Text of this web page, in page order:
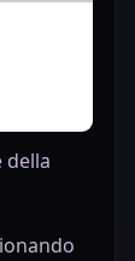
della